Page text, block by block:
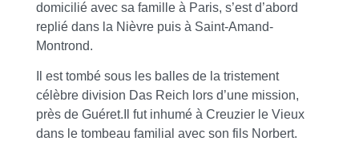
domicilié avec sa famille à Paris, s’est d’abord
replié dans la Nièvre puis à Saint-Amand-
Montrond.
Il est tombé sous les balles de la tristement
célèbre division Das Reich lors d’une mission,
près de Guéret.Il fut inhumé à Creuzier le Vieux
dans le tombeau familial avec son fils Norbert.